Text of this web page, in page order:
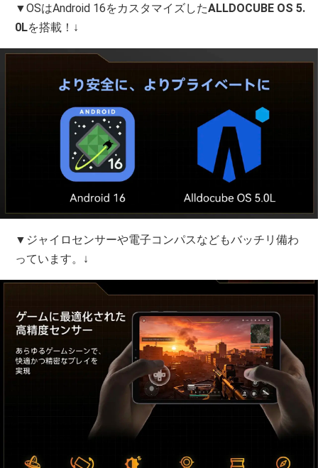
▼OSはAndroid 16をカスタマイズしたALLDOCUBE OS 5.
0Lを搭載！↓
▼ジャイロセンサーや電子コンパスなどもバッチリ備わ
っています。↓